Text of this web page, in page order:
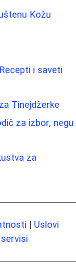
Kožu
i saveti
Tinejdžerke
za izbor, negu
za
| Uslovi